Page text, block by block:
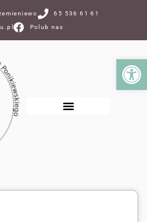
65 536 61 61
Polub nas